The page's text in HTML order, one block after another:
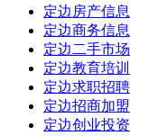
定边房产信息
定边商务信息
定边二手市场
定边教育培训
定边求职招聘
定边招商加盟
定边创业投资